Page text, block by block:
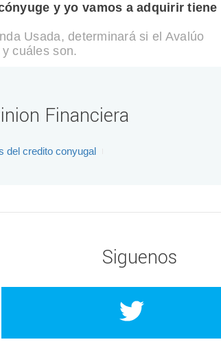
y yo vamos a adquirir tiene
Usada, determinará si el Avalúo
cuáles son.
Financiera
del credito conyugal
Siguenos